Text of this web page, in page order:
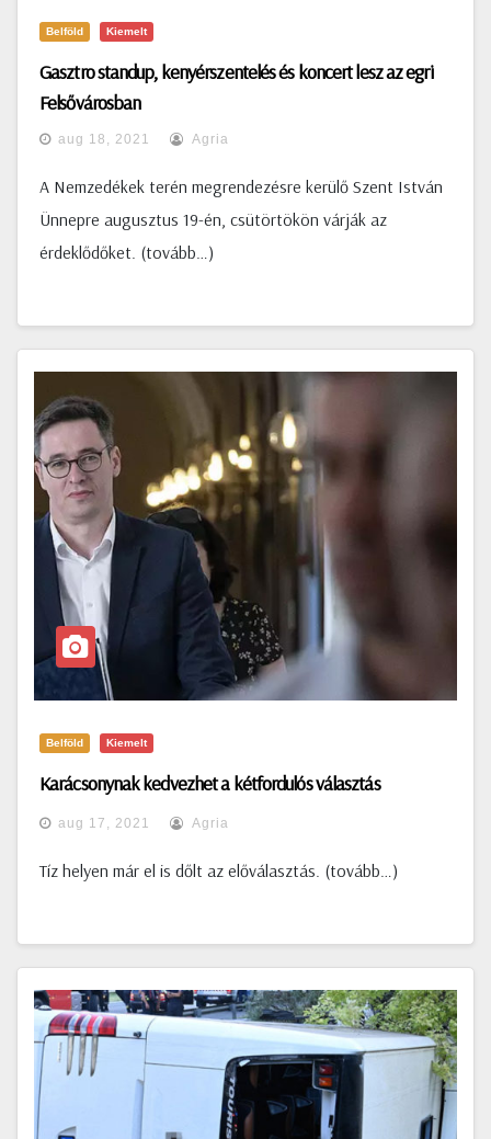
Belföld Kiemelt
Gasztro standup, kenyérszentelés és koncert lesz az egri
Felsővárosban
aug 18, 2021 Agria
A Nemzedékek terén megrendezésre kerülő Szent István
Ünnepre augusztus 19-én, csütörtökön várják az
érdeklődőket. (tovább…)
Belföld Kiemelt
Karácsonynak kedvezhet a kétfordulós választás
aug 17, 2021 Agria
Tíz helyen már el is dőlt az előválasztás. (tovább…)